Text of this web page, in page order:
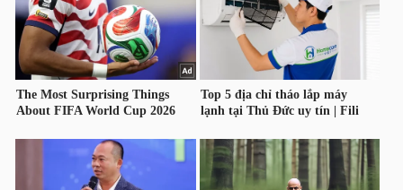
THẾ
GIỚI
ĐÔNG
DƯƠNG